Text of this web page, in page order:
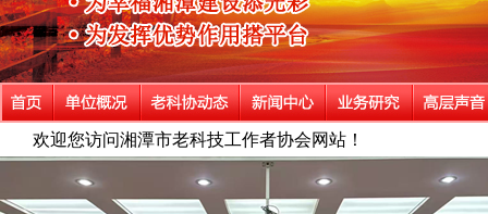
欢迎您访问湘潭市老科技工作者协会网站！